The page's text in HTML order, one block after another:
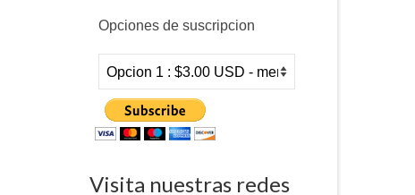
Opciones de suscripcion
Visita nuestras redes